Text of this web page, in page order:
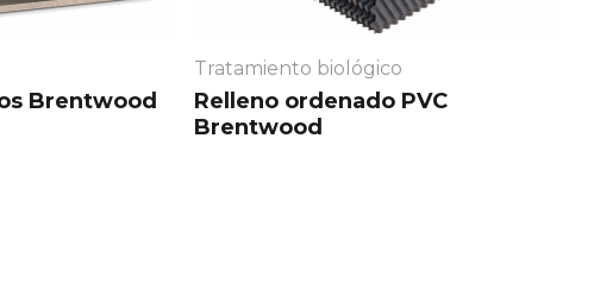
Brentwood
Tratamiento biológico
Relleno ordenado PVC
Brentwood